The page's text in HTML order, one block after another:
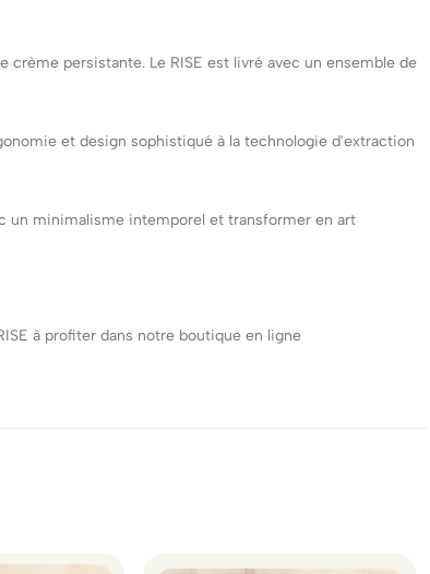
persistante. Le RISE est livré avec un ensemble de
et design sophistiqué à la technologie d'extraction
un minimalisme intemporel et transformer en art
à profiter dans notre boutique en ligne